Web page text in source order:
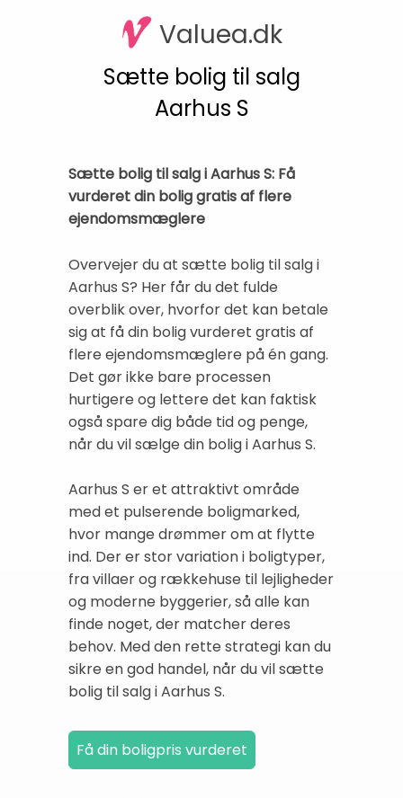
Valuea.dk
Sætte bolig til salg
Aarhus S
Sætte bolig til salg i Aarhus S: Få
vurderet din bolig gratis af flere
ejendomsmæglere
Overvejer du at sætte bolig til salg i
Aarhus S? Her får du det fulde
overblik over, hvorfor det kan betale
sig at få din bolig vurderet gratis af
flere ejendomsmæglere på én gang.
Det gør ikke bare processen
hurtigere og lettere det kan faktisk
også spare dig både tid og penge,
når du vil sælge din bolig i Aarhus S.
Aarhus S er et attraktivt område
med et pulserende boligmarked,
hvor mange drømmer om at flytte
ind. Der er stor variation i boligtyper,
fra villaer og rækkehuse til lejligheder
og moderne byggerier, så alle kan
finde noget, der matcher deres
behov. Med den rette strategi kan du
sikre en god handel, når du vil sætte
bolig til salg i Aarhus S.